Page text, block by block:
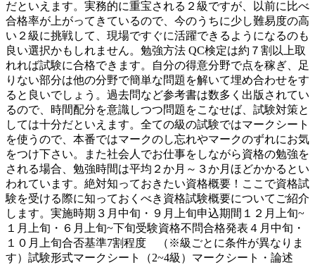
だといえます。実務的に重宝される２級ですが、以前に比べ
合格率が上がってきているので、今のうちに少し難易度の高
い２級に挑戦して、現場ですぐに活躍できるようになるのも
良い選択かもしれません。勉強方法 QC検定は約７割以上取
れれば試験に合格できます。自分の得意分野で点を稼ぎ、足
りない部分は他の分野で簡単な問題を解いて埋め合わせをす
ると良いでしょう。過去問など参考書は数多く出版されてい
るので、時間配分を意識しつつ問題をこなせば、試験対策と
しては十分だといえます。全ての級の試験ではマークシート
を使うので、本番ではマークのし忘れやマークのずれにお気
をつけ下さい。また社会人でお仕事をしながら資格の勉強を
される場合、勉強時間は平均２か月～３か月ほどかかるとい
われています。絶対知っておきたい資格概要！ここで資格試
験を受ける際に知っておくべき資格試験概要についてご紹介
します。実施時期３月中旬・９月上旬申込期間１２月上旬~
１月上旬・６月上旬~下旬受験資格不問合格発表４月中旬・
１０月上旬合否基準7割程度 （※級ごとに条件が異なりま
す）試験形式マークシート（2~4級）マークシート・論述